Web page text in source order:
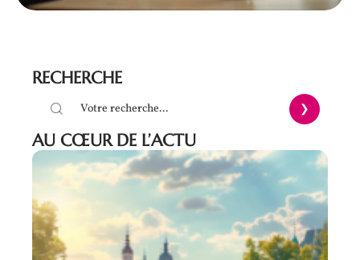
RECHERCHE
AU CŒUR DE L’ACTU